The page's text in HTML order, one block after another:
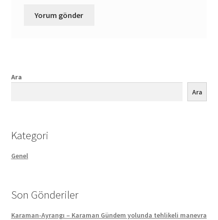
Ara
Ara
Kategori
Genel
Son Gönderiler
Karaman-Ayrangı – Karaman Gündem yolunda tehlikeli manevra